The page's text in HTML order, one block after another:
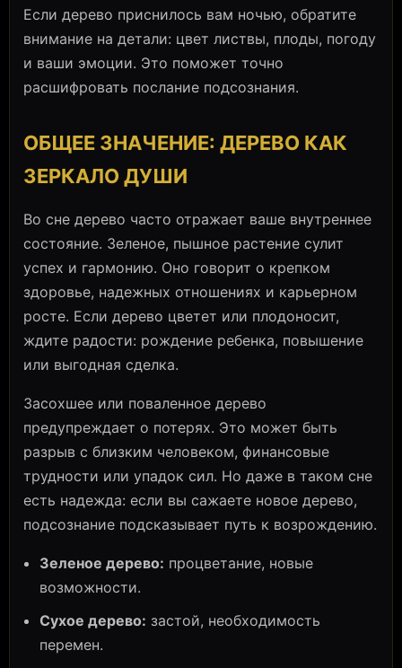
Если дерево приснилось вам ночью, обратите
внимание на детали: цвет листвы, плоды, погоду
и ваши эмоции. Это поможет точно
расшифровать послание подсознания.
ОБЩЕЕ ЗНАЧЕНИЕ: ДЕРЕВО КАК
ЗЕРКАЛО ДУШИ
Во сне дерево часто отражает ваше внутреннее
состояние. Зеленое, пышное растение сулит
успех и гармонию. Оно говорит о крепком
здоровье, надежных отношениях и карьерном
росте. Если дерево цветет или плодоносит,
ждите радости: рождение ребенка, повышение
или выгодная сделка.
Засохшее или поваленное дерево
предупреждает о потерях. Это может быть
разрыв с близким человеком, финансовые
трудности или упадок сил. Но даже в таком сне
есть надежда: если вы сажаете новое дерево,
подсознание подсказывает путь к возрождению.
Зеленое дерево: процветание, новые
возможности.
Сухое дерево: застой, необходимость
перемен.